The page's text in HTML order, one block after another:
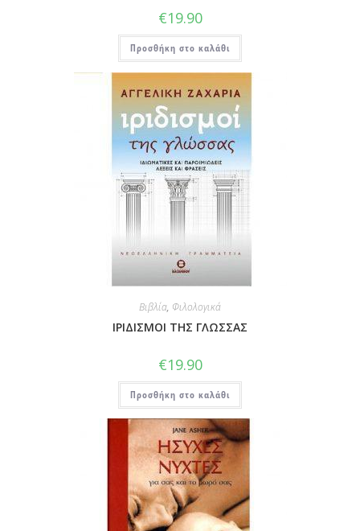
€19.90
Προσθήκη στο καλάθι
Βιβλία, Φιλολογικά
ΙΡΙΔΙΣΜΟΙ ΤΗΣ ΓΛΩΣΣΑΣ
€19.90
Προσθήκη στο καλάθι